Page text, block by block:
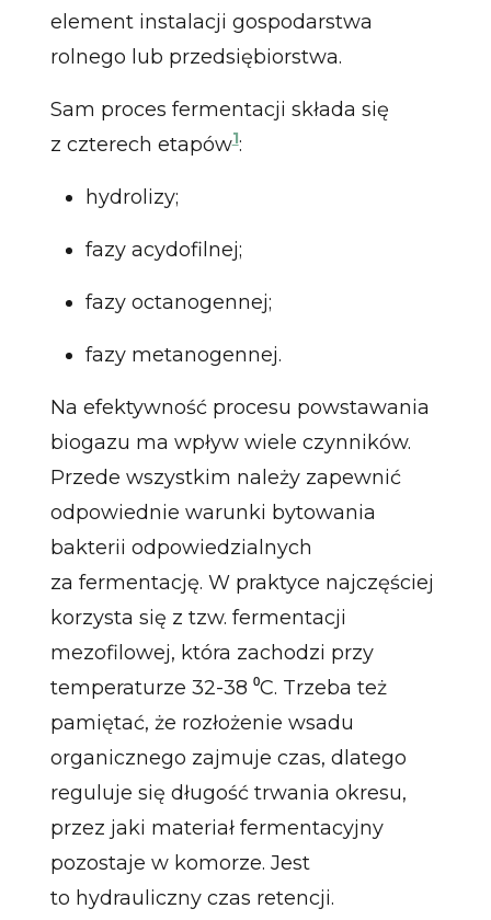
element instalacji gospodarstwa
rolnego lub przedsiębiorstwa.
Sam proces fermentacji składa się
z czterech etapów1:
hydrolizy;
fazy acydofilnej;
fazy octanogennej;
fazy metanogennej.
Na efektywność procesu powstawania
biogazu ma wpływ wiele czynników.
Przede wszystkim należy zapewnić
odpowiednie warunki bytowania
bakterii odpowiedzialnych
za fermentację. W praktyce najczęściej
korzysta się z tzw. fermentacji
mezofilowej, która zachodzi przy
temperaturze 32-38 ⁰C. Trzeba też
pamiętać, że rozłożenie wsadu
organicznego zajmuje czas, dlatego
reguluje się długość trwania okresu,
przez jaki materiał fermentacyjny
pozostaje w komorze. Jest
to hydrauliczny czas retencji.